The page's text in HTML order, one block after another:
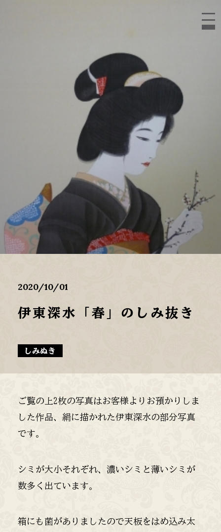
2020/10/01
伊東深水「春」のしみ抜き
しみぬき
ご覧の上2枚の写真はお客様よりお預かりしま
した作品、絹に描かれた伊東深水の部分写真
です。
シミが大小それぞれ、濃いシミと薄いシミが
数多く出ています。
箱にも菌がありましたので天板をはめ込み太